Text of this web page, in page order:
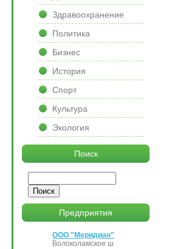
Здравоохранение
Политика
Бизнес
История
Спорт
Культура
Экология
Поиск
Предприятия
ООО "Меридиан"
Волоколамское ш